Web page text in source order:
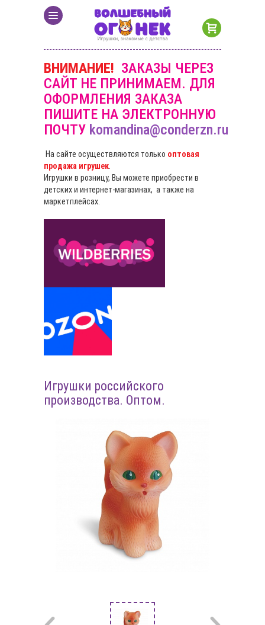
ВНИМАНИЕ! ЗАКАЗЫ ЧЕРЕЗ
САЙТ НЕ ПРИНИМАЕМ. ДЛЯ
ОФОРМЛЕНИЯ ЗАКАЗА
ПИШИТЕ НА ЭЛЕКТРОННУЮ
ПОЧТУ komandina@conderzn.ru
На сайте осуществляются только оптовая
продажа игрушек
Игрушки в розницу, Вы можете приобрести в
детских и интернет-магазинах, а также на
маркетплейсах.
Игрушки российского
производства. Оптом.